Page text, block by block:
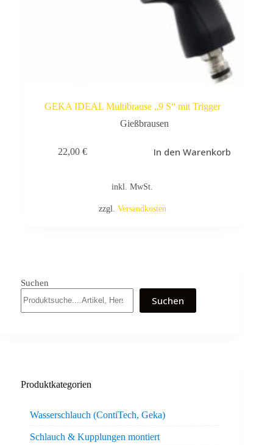
GEKA IDEAL Multibrause „9 S“ mit Trigger
Gießbrausen
22,00 € In den Warenkorb
inkl. MwSt.
zzgl. Versandkosten
Suchen
Suchen
Produktkategorien
Wasserschlauch (ContiTech, Geka)
Schlauch & Kupplungen montiert